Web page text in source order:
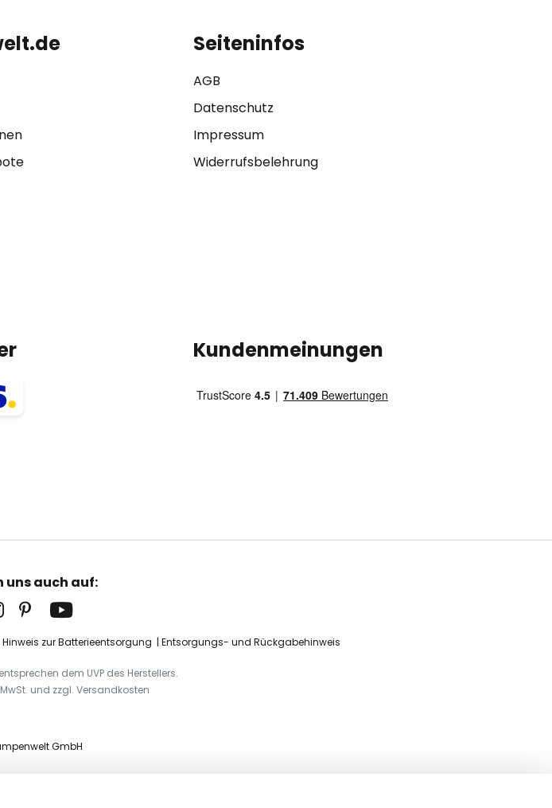
Seiteninfos
AGB
Datenschutz
Impressum
Widerrufsbelehrung
Kundenmeinungen
uns auch auf:
Hinweis zur Batterieentsorgung Entsorgungs- und Rückgabehinweis
dem UVP des Herstellers.
MwSt. und zzgl. Versandkosten
GmbH